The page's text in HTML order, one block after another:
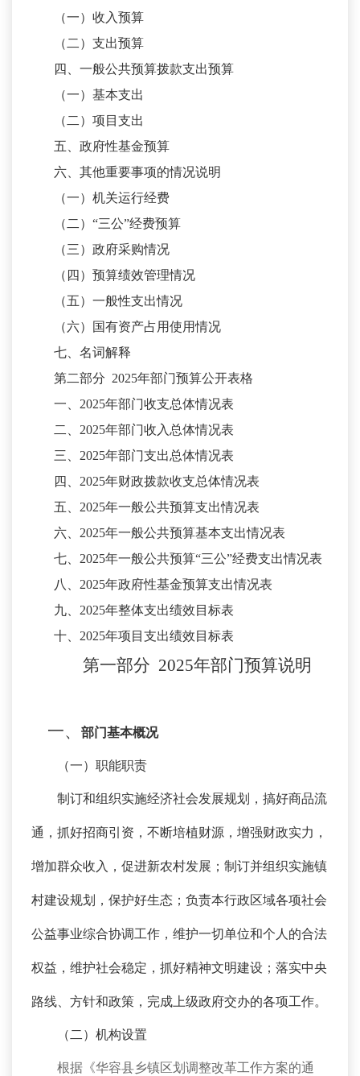
（一）收入预算
（二）支出预算
四、一般公共预算拨款支出预算
（一）基本支出
（二）项目支出
五、政府性基金预算
六、其他重要事项的情况说明
（一）机关运行经费
（二） “三公”经费预算
（三）政府采购情况
（四）预算绩效管理情况
（五）一般性支出情况
（六）国有资产占用使用情况
七、名词解释
第二部分 2025年部门预算公开表格
一、 2025年部门收支总体情况表
二、 2025年部门收入总体情况表
三、 2025年部门支出总体情况表
四、 2025年财政拨款收支总体情况表
五、 2025年一般公共预算支出情况表
六、 2025年一般公共预算基本支出情况表
七、 2025年一般公共预算“三公”经费支出情况表
八、 2025年政府性基金预算支出情况表
九、 2025年整体支出绩效目标表
十、 2025年项目支出绩效目标表
第一部分 2025年部门预算说明
一、 部门基本概况
（一）职能职责
制订和组织实施经济社会发展规划，搞好商品流
通，抓好招商引资，不断培植财源，增强财政实力，
增加群众收入，促进新农村发展；制订并组织实施镇
村建设规划，保护好生态；负责本行政区域各项社会
公益事业综合协调工作，维护一切单位和个人的合法
权益，维护社会稳定，抓好精神文明建设；落实中央
路线、方针和政策，完成上级政府交办的各项工作。
（二）机构设置
根据《华容县乡镇区划调整改革工作方案的通